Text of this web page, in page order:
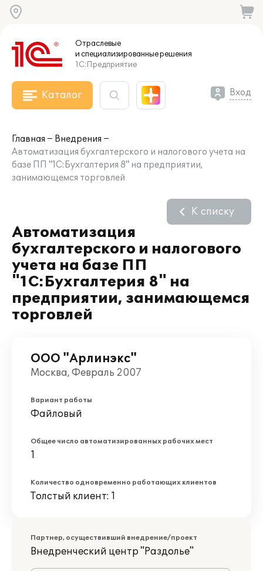
Отраслевые
и специализированныерешения
1С:Предприятие
Каталог Вход
Главная
Внедрения
Автоматизация бухгалтерского и налогового учета на
базе ПП "1С:Бухгалтерия 8" на предприятии,
занимающемся торговлей
Автоматизация
бухгалтерского и налогового
учета на базе ПП
"1С:Бухгалтерия 8" на
предприятии, занимающемся
торговлей
К списку
ООО "Арлинэкс"
Москва, Февраль 2007
Вариант работы
Файловый
Общее число автоматизированных рабочих мест
1
Количество одновременно работающих клиентов
Толстый клиент: 1
Партнер, осуществивший внедрение/проект
Внедренческий центр "Раздолье"